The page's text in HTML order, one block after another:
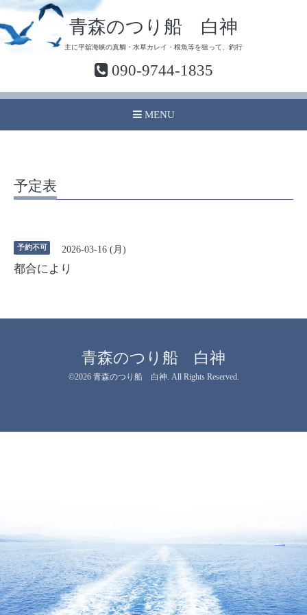
青森のつり船 白神
主に平舘海峡の真鯛・水草カレイ・根魚等を狙って、釣行
090-9744-1835
MENU
予定表
予約不可 2026-03-16 (月)
都合により
青森のつり船 白神
©2026 青森のつり船 白神. All Rights Reserved.